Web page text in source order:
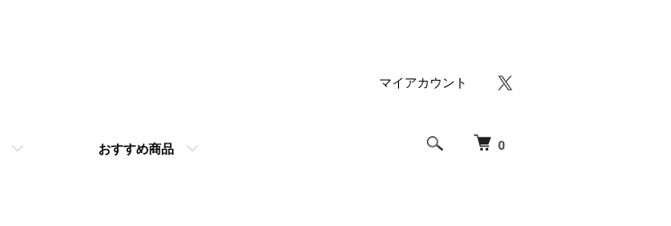
0
おすすめ商品
マイアカウント